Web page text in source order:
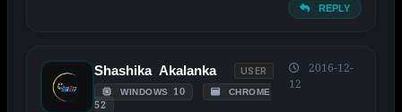
REPLY
Shashika Akalanka USER
WINDOWS 10
CHROME
52
2016-12-
12